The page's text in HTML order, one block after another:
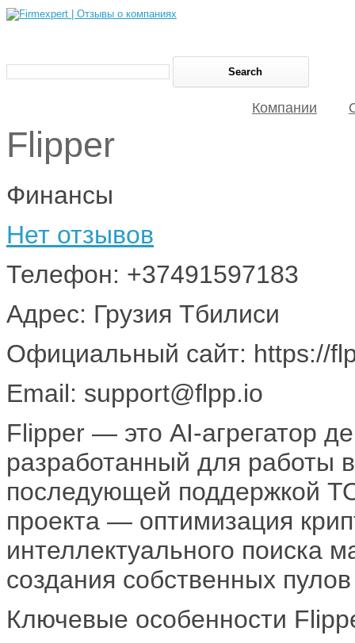
Компании
Flipper
Финансы
Нет отзывов
Телефон: +37491597183
Адрес: Грузия Тбилиси
Официальный сайт: https://
Email: support@flpp.io
Flipper — это AI-агрегатор
разработанный для работы
последующей поддержкой
проекта — оптимизация
интеллектуального поиска
создания собственных
Ключевые особенности